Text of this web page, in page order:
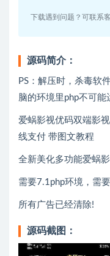
下载遇到问题？可联系
源码简介：
PS：解压时，杀毒软
脑的环境里php不可能
爱蜗影视优码双端影
线支付 带图文教程
全新美化多功能爱蜗
需要7.1php环境，需
所有广告已经清除!
源码截图：